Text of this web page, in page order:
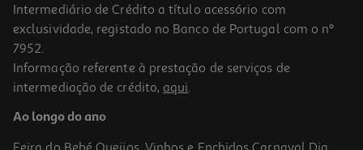
Cartolina Mab Vermelho 50x65cm
0.95 €/un
Intermediário de Crédito a título acessório com
exclusividade, registado no Banco de Portugal com o nº
7952.
Informação referente à prestação de serviços de
intermediação de crédito, aqui.
Ao longo do ano